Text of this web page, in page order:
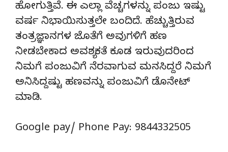
ಹೋಗುತ್ತಿವೆ. ಈ ಎಲ್ಲಾ ವೆಚ್ಚಗಳನ್ನು ಪಂಜು ಇಷ್ಟು
ವರ್ಷ ನಿಭಾಯಿಸುತ್ತಲೇ ಬಂದಿದೆ. ಹೆಚ್ಚುತ್ತಿರುವ
ತಂತ್ರಜ್ಞಾನಗಳ ಜೊತೆಗೆ ಅವುಗಳಿಗೆ ಹಣ
ನೀಡಬೇಕಾದ ಅವಶ್ಯಕತೆ ಕೂಡ ಇರುವುದರಿಂದ
ನಿಮಗೆ ಪಂಜುವಿಗೆ ನೆರವಾಗುವ ಮನಸಿದ್ದರೆ ನಿಮಗೆ
ಅನಿಸಿದ್ದಷ್ಟು ಹಣವನ್ನು ಪಂಜುವಿಗೆ ಡೊನೇಟ್‌
ಮಾಡಿ.
Google pay/ Phone Pay: 9844332505